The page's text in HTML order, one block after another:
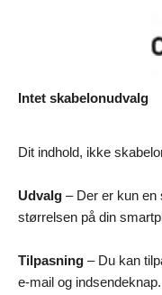
Intet skabelonudvalg
Dit indhold, ikke
Udvalg – Der er kun en
størrelsen på din
Tilpasning – Du kan
e-mail og indsendeknap.